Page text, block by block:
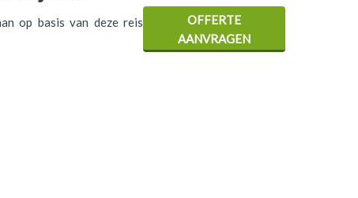
op basis van deze reis
OFFERTE
AANVRAGEN